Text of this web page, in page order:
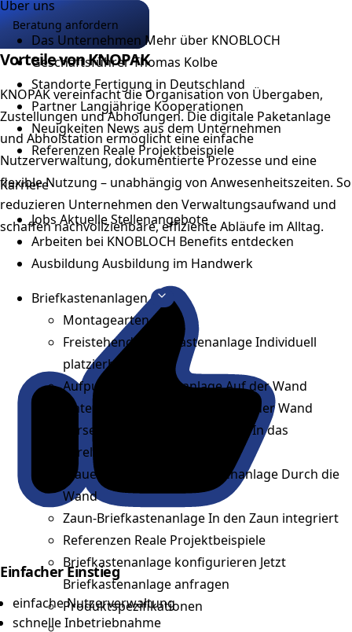
Über uns
Das Unternehmen Mehr über KNOBLOCH
GeschäftsführerThomas Kolbe
Standorte Fertigung in Deutschland
Partner Langjährige Kooperationen
Neuigkeiten News aus dem Unternehmen
Referenzen Reale Projektbeispiele
Karriere
Jobs Aktuelle Stellenangebote
Arbeiten bei KNOBLOCH Benefits entdecken
Ausbildung Ausbildung im Handwerk
Briefkastenanlagen
Montagearten
Freistehende BriefkastenanlageIndividuell
platzierbar
Aufputz-BriefkastenanlageAuf der Wand
Unterputz-Briefkastenanlage
In der Wand
Türseitenteil-Briefkastenanlage
In das
Türelement integriert
Mauerdurchwurf-Briefkastenanlage Durch die
Wand
Zaun-BriefkastenanlageIn den Zaun integriert
Referenzen Reale Projektbeispiele
Briefkastenanlage konfigurieren Jetzt
Briefkastenanlage anfragen
Produktspezifikationen
Beratung anfordern
Vorteile von KNOPAK
KNOPAK vereinfacht die Organisation von Übergaben,
Zustellungen und Abholungen. Die digitale Paketanlage
und Abholstation ermöglicht eine einfache
Nutzerverwaltung, dokumentierte Prozesse und eine
flexible Nutzung – unabhängig von Anwesenheitszeiten. So
reduzieren Unternehmen den Verwaltungsaufwand und
schaffen nachvollziehbare, effiziente Abläufe im Alltag.
Einfacher Einstieg
einfache Nutzerverwaltung
schnelle Inbetriebnahme